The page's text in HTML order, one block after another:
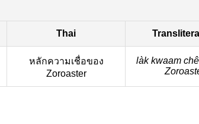
Thai
หลักความเชื่อของ
Zoroaster
làk kwaam